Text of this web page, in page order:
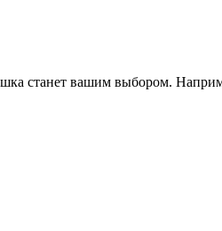
станет вашим выбором.